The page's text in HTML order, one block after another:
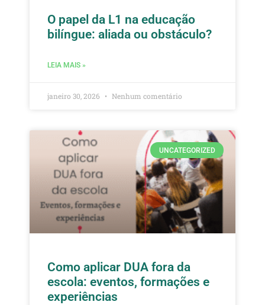
O papel da L1 na educação
bilíngue: aliada ou obstáculo?
LEIA MAIS »
janeiro 30, 2026 Nenhum comentário
UNCATEGORIZED
Como aplicar DUA fora da
escola: eventos, formações e
experiências